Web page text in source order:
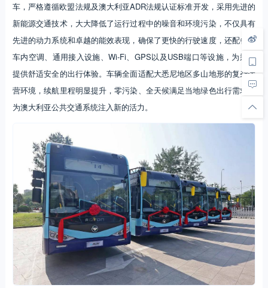
车，严格遵循欧盟法规及澳大利亚ADR法规认证标准开发，采用先进的
新能源交通技术，大大降低了运行过程中的噪音和环境污染，不仅具有
先进的动力系统和卓越的能效表现，确保了更快的行驶速度，还配备了
车内空调、通用接入设施、Wi-Fi、GPS以及USB端口等设施，为乘客
提供舒适安全的出行体验。车辆全面适配大悉尼地区多山地形的复杂运
营环境，续航里程明显提升，零污染、全天候满足当地绿色出行需求，
为澳大利亚公共交通系统注入新的活力。